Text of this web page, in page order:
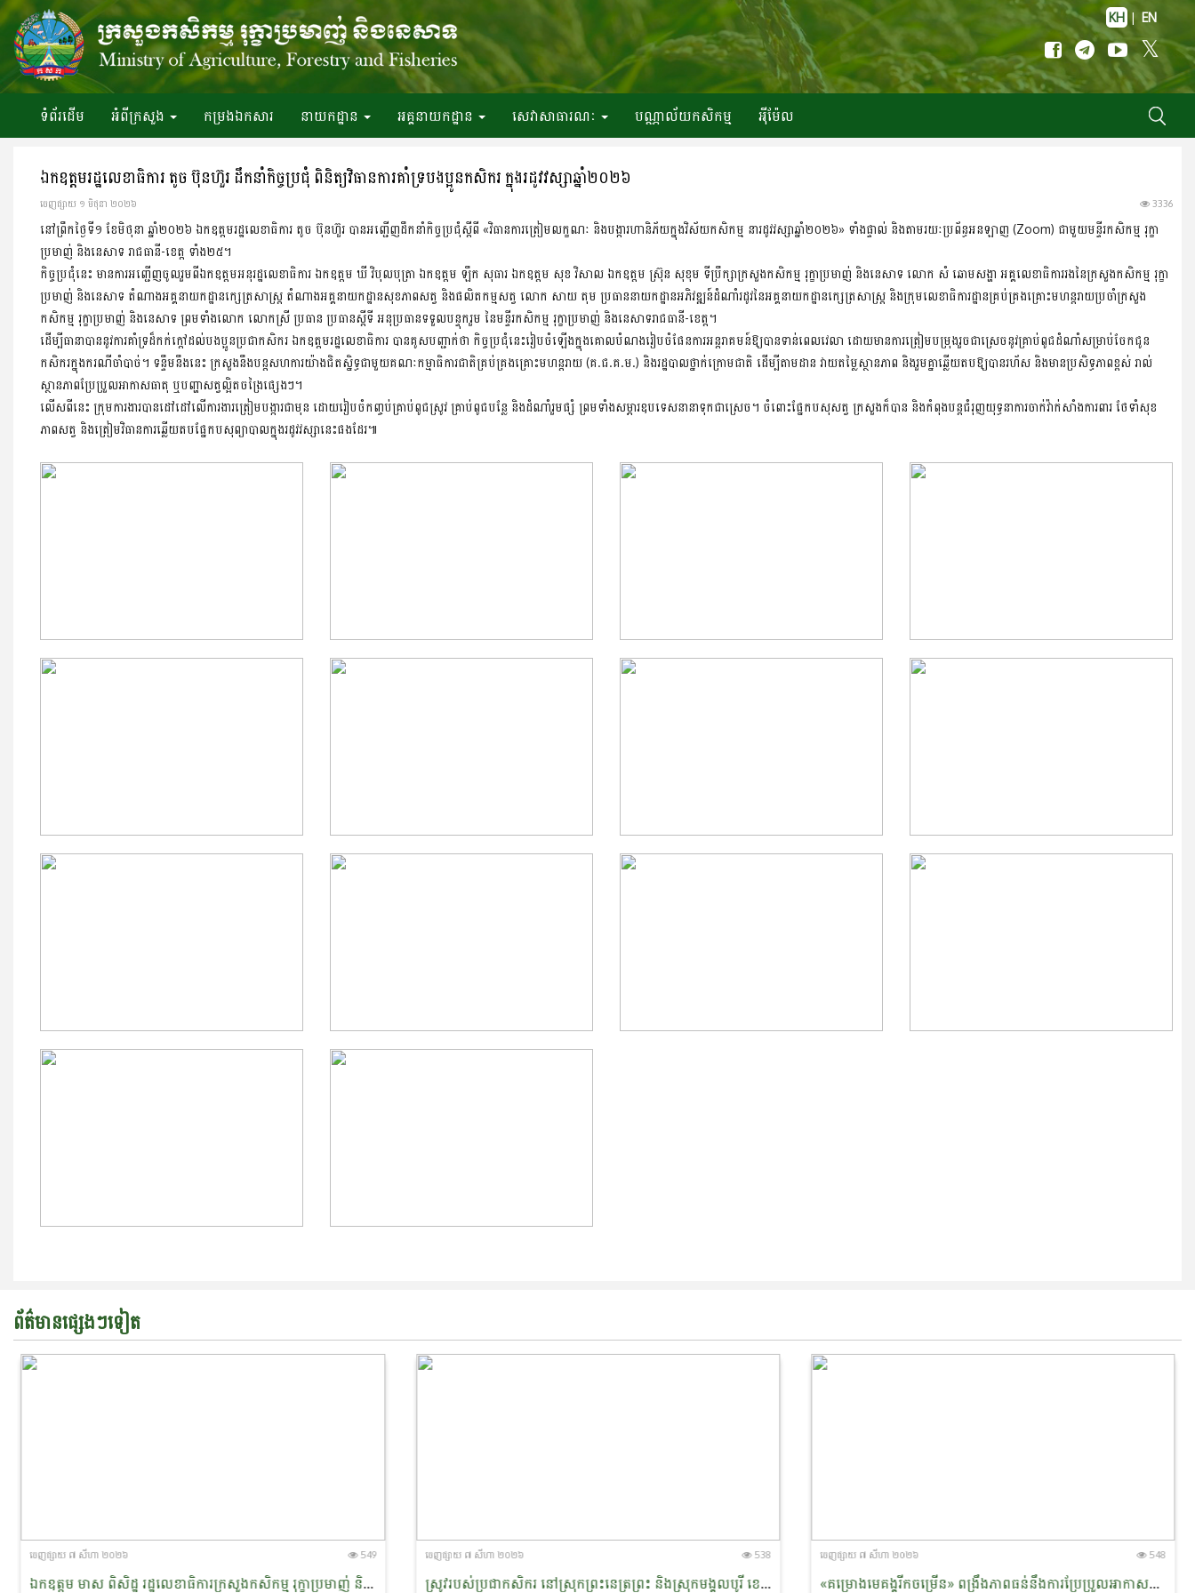
KH | EN
ទំព័រ​ដើម អំពី​ក្រសួង កម្រងឯកសារ នាយកដ្ឋាន អគ្គនាយកដ្ឋាន សេវាសាធារណៈ បណ្ណាល័យកសិកម្ម អ៉ីម៉ែល
ឯកឧត្តមរដ្ឋលេខាធិការ តូច ប៊ុនហ៊ួរ ដឹកនាំកិច្ចប្រជុំ ពិនិត្យវិធានការគាំទ្របងប្អូនកសិករ ក្នុងរដូវវស្សាឆ្នាំ២០២៦
ចេញ​ផ្សាយ​ ១ មិថុនា ២០២៦ 3336
នៅព្រឹកថ្ងៃទី១ ខែមិថុនា ឆ្នាំ២០២៦ ឯកឧត្តមរដ្ឋលេខាធិការ តូច ប៊ុនហ៊ួរ បានអញ្ជើញដឹកនាំកិច្ចប្រជុំស្តីពី «វិធានការត្រៀមលក្ខណៈ និងបង្ការហានិភ័យក្នុងវិស័យកសិកម្ម នារដូវវស្សាឆ្នាំ២០២៦» ទាំងផ្ទាល់ និងតាមរយៈប្រព័ន្ធអនឡាញ (Zoom) ជាមួយមន្ទីរកសិកម្ម រុក្ខា
ប្រមាញ់ និងនេសាទ រាជធានី-ខេត្ត ទាំង២៥។
កិច្ចប្រជុំនេះ មានការអញ្ជើញចូលរួមពីឯកឧត្តមអនុរដ្ឋលេខាធិការ ឯកឧត្តម ឃី វិបុលបុត្រា ឯកឧត្តម ឡឹក សុធារ ឯកឧត្តម សុខ វិសាល ឯកឧត្តម ស្រ៊ុន សុខុម ទីប្រឹក្សាក្រសួងកសិកម្ម រុក្ខាប្រមាញ់ និងនេសាទ លោក សំ ឆោមសង្ហា អគ្គលេខាធិការរងនៃក្រសួងកសិកម្ម រុក្ខា
ប្រមាញ់ និងនេសាទ តំណាងអគ្គនាយកដ្ឋានក្សេត្រសាស្ត្រ តំណាងអគ្គនាយកដ្ឋានសុខភាពសត្វ និងផលិតកម្មសត្វ លោក សាយ តុម ប្រធាននាយកដ្ឋានអភិវឌ្ឍន៍ដំណាំរដូវនៃអគ្គនាយកដ្ឋានក្សេត្រសាស្ត្រ និងក្រុមលេខាធិការដ្ឋានគ្រប់គ្រងគ្រោះមហន្តរាយប្រចាំក្រសួង
កសិកម្ម រុក្ខាប្រមាញ់ និងនេសាទ ព្រមទាំងលោក លោកស្រី ប្រធាន ប្រធានស្តីទី អនុប្រធានទទួលបន្ទុករួម នៃមន្ទីរកសិកម្ម រុក្ខាប្រមាញ់ និងនេសាទរាជធានី-ខេត្ត។
ដើម្បីធានាបាននូវការគាំទ្រដ៏កក់ក្តៅដល់បងប្អូនប្រជាកសិករ ឯកឧត្តមរដ្ឋលេខាធិការ បានគូសបញ្ជាក់ថា កិច្ចប្រជុំនេះរៀបចំឡើងក្នុងគោលបំណងរៀបចំផែនការអន្តរាគមន៍ឱ្យបានទាន់ពេលវេលា ដោយមានការត្រៀមបម្រុងរួចជាស្រេចនូវគ្រាប់ពូជដំណាំសម្រាប់ចែកជូន
កសិករក្នុងករណីចាំបាច់។ ទន្ទឹមនឹងនេះ ក្រសួងនឹងបន្តសហការយ៉ាងជិតស្និទ្ធជាមួយគណៈកម្មាធិការជាតិគ្រប់គ្រងគ្រោះមហន្តរាយ (គ.ជ.គ.ម.) និងរដ្ឋបាលថ្នាក់ក្រោមជាតិ ដើម្បីតាមដាន វាយតម្លៃស្ថានភាព និងរួមគ្នាឆ្លើយតបឱ្យបានរហ័ស និងមានប្រសិទ្ធភាពខ្ពស់ រាល់
ស្ថានភាពប្រែប្រួលអាកាសធាតុ ឬបញ្ហាសត្វល្អិតចង្រៃផ្សេងៗ។
លើសពីនេះ ក្រុមការងារបានដៅដៅលើការងារត្រៀមបង្ការជាមុន ដោយរៀបចំកញ្ចប់គ្រាប់ពូជស្រូវ គ្រាប់ពូជបន្លែ និងដំណាំរួមផ្សំ ព្រមទាំងសម្ភារឧបទេសនានាទុកជាស្រេច។ ចំពោះផ្នែកបសុសត្វ ក្រសួងក៏បាន និងកំពុងបន្តជំរុញយុទ្ធនាការចាក់វ៉ាក់សាំងការពារ ថែទាំសុខ
ភាពសត្វ និងត្រៀមវិធានការឆ្លើយតបផ្នែកបសុព្យាបាលក្នុងរដូវវស្សានេះផងដែរ៕
ព័ត៌មានផ្សេងៗទៀត
ចេញ​ផ្សាយ​ ៧ សីហា ២០២៦ 549
ឯកឧត្តម មាស ពិសិដ្ឋ រដ្ឋលេខាធិការក្រសួងកសិកម្ម រុក្ខាប្រមាញ់ និងនេសាទ បានចូលរួមជាអធិបតីភាពក្នុងពិធីចុះហត្ថលេខាលក់-ទិញផលិតផលកសិកម្មសរីរាង្គ នៅខេត្តព្រះវិហារ
ចេញ​ផ្សាយ​ ៧ សីហា ២០២៦ 538
ស្រូវរបស់ប្រជាកសិករ នៅស្រុកព្រះ​នេត្រព្រះ និងស្រុកមង្គលបូរី ខេត្តបន្ទាយមានជ័យ ត្រូវបានអន្តរាគមន៍​សង្គ្រោះ ​​ស្តារ​បានឡើង​វិញស្ទើរទាំងស្រុង
ចេញ​ផ្សាយ​ ៧ សីហា ២០២៦ 548
«គម្រោងមេគង្គរីកចម្រើន» ពង្រឹងភាពធន់នឹងការប្រែប្រួល​អាកាស​​ធាតុ និងលើកកម្ពស់ជីវភាពសហគមន៍ជនជាតិភាគតិច នៅខេត្តរតនគិរី និងមណ្ឌលគិរី